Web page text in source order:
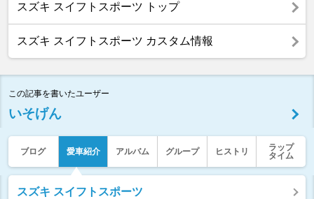
スズキ スイフトスポーツ トップ
スズキ スイフトスポーツ カスタム情報
この記事を書いたユーザー
いそげん
ブログ 愛車紹介 アルバム グループ ヒストリ
ラップ
タイム
スズキ スイフトスポーツ